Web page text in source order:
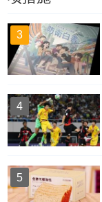
3
4
5